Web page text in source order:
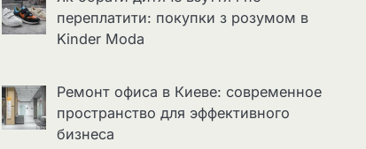
переплатити: покупки з розумом в
Kinder Moda
Ремонт офиса в Киеве: современное
пространство для эффективного
бизнеса